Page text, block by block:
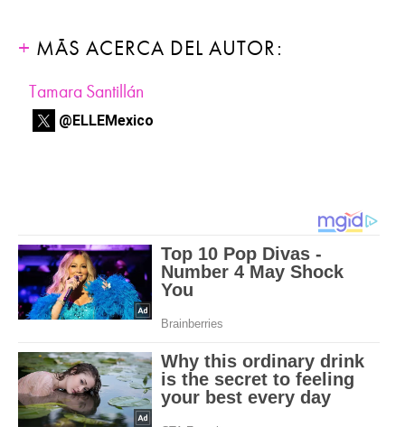
MÁS ACERCA DEL AUTOR:
Tamara Santillán
@ELLEMexico